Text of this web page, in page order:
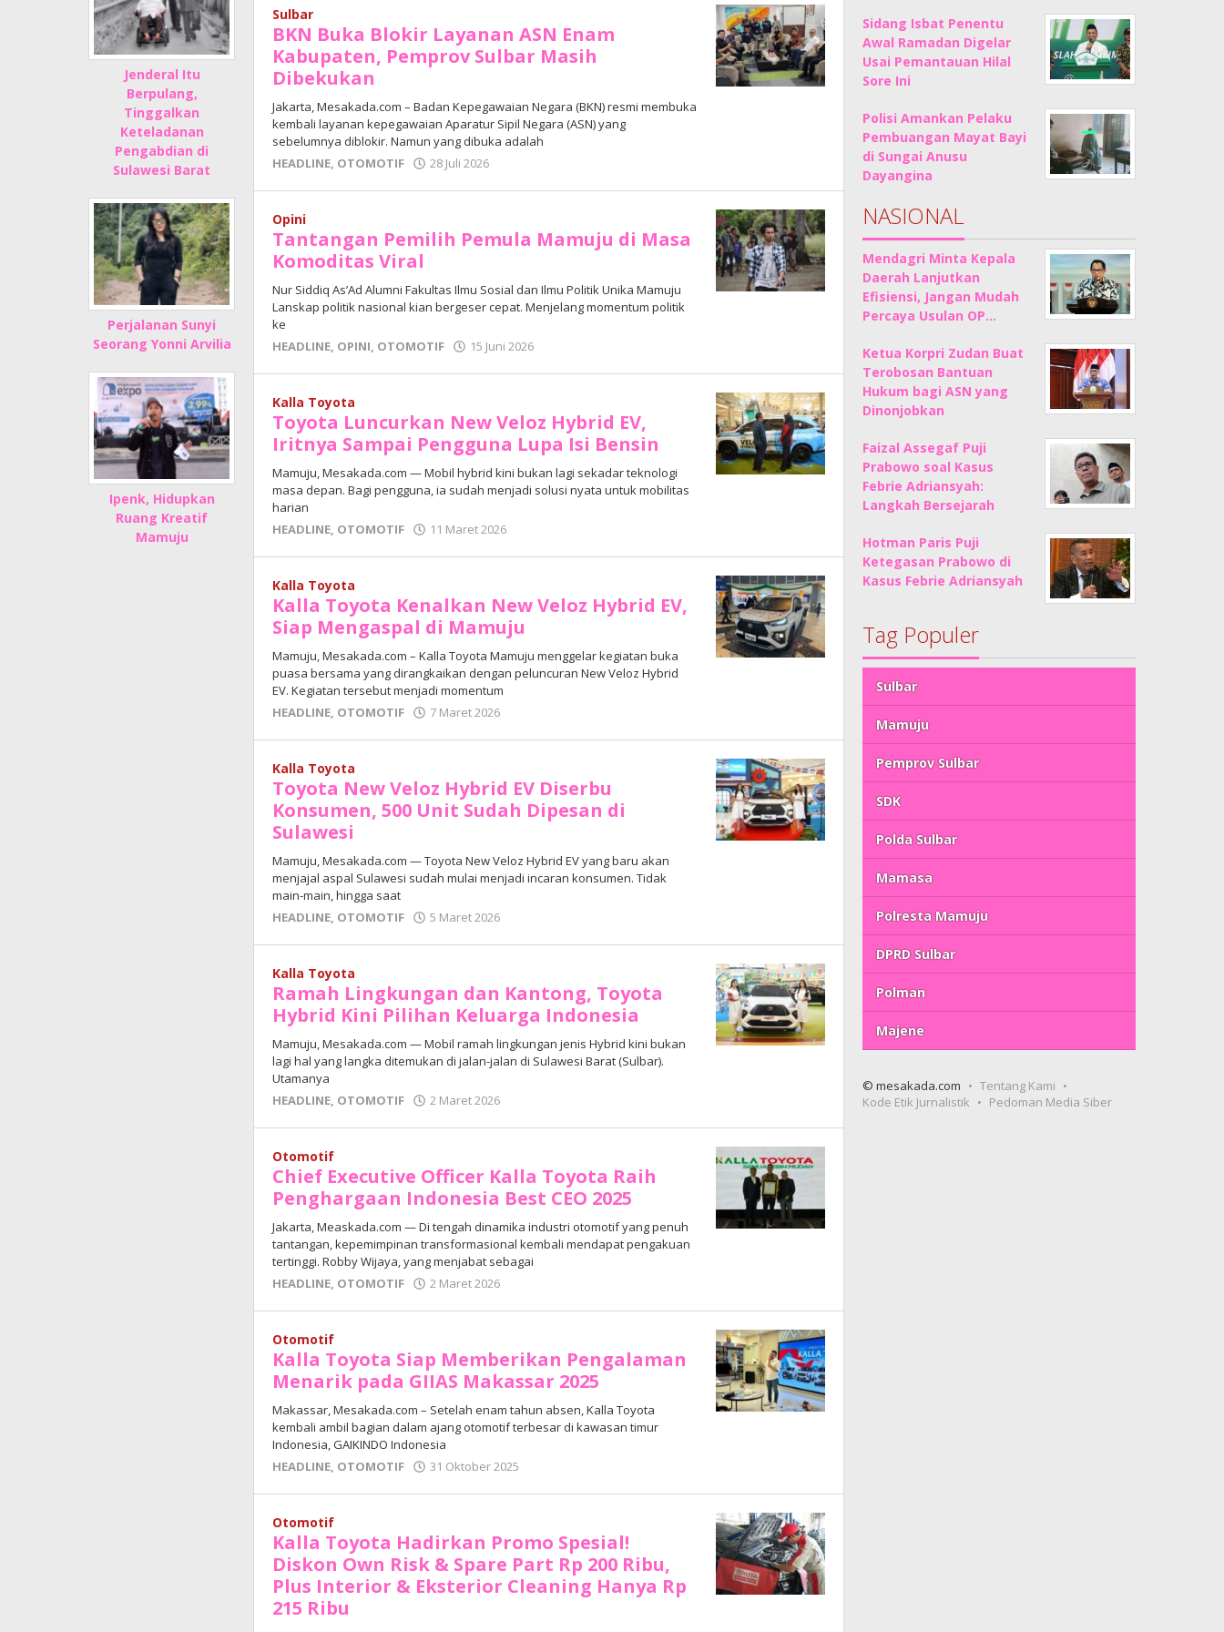
Jenderal Itu
Berpulang,
Tinggalkan
Keteladanan
Pengabdian di
Sulawesi Barat
Perjalanan Sunyi
Seorang Yonni Arvilia
Ipenk, Hidupkan
Ruang Kreatif
Mamuju
OTOMOTIF
2026
Adhe
Junaedi
Sholat
Sulbar
BKN Buka Blokir Layanan ASN Enam
Kabupaten, Pemprov Sulbar Masih
Dibekukan
Jakarta, Mesakada.com – Badan Kepegawaian Negara (BKN) resmi membuka
kembali layanan kepegawaian Aparatur Sipil Negara (ASN) yang
sebelumnya diblokir. Namun yang dibuka adalah
HEADLINE, OTOMOTIF 28 Juli 2026
Junaedi
Opini
Tantangan Pemilih Pemula Mamuju di Masa
Komoditas Viral
Nur Siddiq As’Ad Alumni Fakultas Ilmu Sosial dan Ilmu Politik Unika Mamuju
Lanskap politik nasional kian bergeser cepat. Menjelang momentum politik
ke
HEADLINE, OPINI, OTOMOTIF 15 Juni 2026
Junaedi
Kalla Toyota
Toyota Luncurkan New Veloz Hybrid EV,
Iritnya Sampai Pengguna Lupa Isi Bensin
Mamuju, Mesakada.com — Mobil hybrid kini bukan lagi sekadar teknologi
masa depan. Bagi pengguna, ia sudah menjadi solusi nyata untuk mobilitas
harian
HEADLINE, OTOMOTIF 11 Maret 2026
Junaedi
Kalla Toyota
Kalla Toyota Kenalkan New Veloz Hybrid EV,
Siap Mengaspal di Mamuju
Mamuju, Mesakada.com – Kalla Toyota Mamuju menggelar kegiatan buka
puasa bersama yang dirangkaikan dengan peluncuran New Veloz Hybrid
EV. Kegiatan tersebut menjadi momentum
HEADLINE, OTOMOTIF 7 Maret 2026
Junaedi
Kalla Toyota
Toyota New Veloz Hybrid EV Diserbu
Konsumen, 500 Unit Sudah Dipesan di
Sulawesi
Mamuju, Mesakada.com — Toyota New Veloz Hybrid EV yang baru akan
menjajal aspal Sulawesi sudah mulai menjadi incaran konsumen. Tidak
main-main, hingga saat
HEADLINE, OTOMOTIF 5 Maret 2026
Junaedi
Kalla Toyota
Ramah Lingkungan dan Kantong, Toyota
Hybrid Kini Pilihan Keluarga Indonesia
Mamuju, Mesakada.com — Mobil ramah lingkungan jenis Hybrid kini bukan
lagi hal yang langka ditemukan di jalan-jalan di Sulawesi Barat (Sulbar).
Utamanya
HEADLINE, OTOMOTIF 2 Maret 2026
Junaedi
Otomotif
Chief Executive Officer Kalla Toyota Raih
Penghargaan Indonesia Best CEO 2025
Jakarta, Measkada.com — Di tengah dinamika industri otomotif yang penuh
tantangan, kepemimpinan transformasional kembali mendapat pengakuan
tertinggi. Robby Wijaya, yang menjabat sebagai
HEADLINE, OTOMOTIF 2 Maret 2026
Junaedi
Otomotif
Kalla Toyota Siap Memberikan Pengalaman
Menarik pada GIIAS Makassar 2025
Makassar, Mesakada.com – Setelah enam tahun absen, Kalla Toyota
kembali ambil bagian dalam ajang otomotif terbesar di kawasan timur
Indonesia, GAIKINDO Indonesia
HEADLINE, OTOMOTIF 31 Oktober 2025
Junaedi
Otomotif
Kalla Toyota Hadirkan Promo Spesial!
Diskon Own Risk & Spare Part Rp 200 Ribu,
Plus Interior & Eksterior Cleaning Hanya Rp
215 Ribu
Sidang Isbat Penentu
Awal Ramadan Digelar
Usai Pemantauan Hilal
Sore Ini
Polisi Amankan Pelaku
Pembuangan Mayat Bayi
di Sungai Anusu
Dayangina
NASIONAL
Mendagri Minta Kepala
Daerah Lanjutkan
Efisiensi, Jangan Mudah
Percaya Usulan OP…
Ketua Korpri Zudan Buat
Terobosan Bantuan
Hukum bagi ASN yang
Dinonjobkan
Faizal Assegaf Puji
Prabowo soal Kasus
Febrie Adriansyah:
Langkah Bersejarah
Hotman Paris Puji
Ketegasan Prabowo di
Kasus Febrie Adriansyah
Tag Populer
Sulbar
Mamuju
Pemprov Sulbar
SDK
Polda Sulbar
Mamasa
Polresta Mamuju
DPRD Sulbar
Polman
Majene
© mesakada.com
Tentang Kami
Kode Etik Jurnalistik
Pedoman Media Siber